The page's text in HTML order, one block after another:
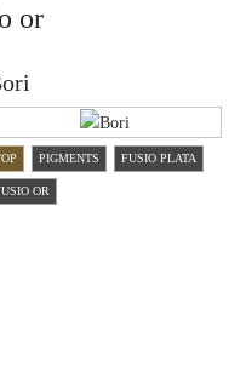
or
PIGMENTS FUSIO PLATA
OR